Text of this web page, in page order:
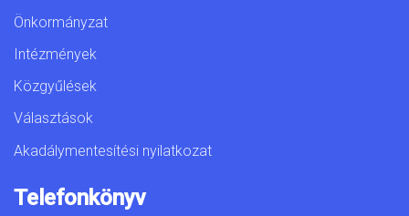
Önkormányzat
Intézmények
Közgyűlések
Választások
Akadálymentesítési nyilatkozat
Telefonkönyv